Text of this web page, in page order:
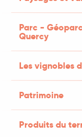
Parc -
Quercy
Les vignobles
Patrimoine
Produits du